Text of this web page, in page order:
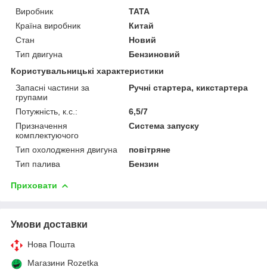
Виробник
TATA
Країна виробник
Китай
Стан
Новий
Тип двигуна
Бензиновий
Користувальницькі характеристики
Запасні частини за
групами
Ручні стартера, кикстартера
Потужність, к.с.:
6,5/7
Призначення
комплектуючого
Система запуску
Тип охолодження двигуна
повітряне
Тип палива
Бензин
Приховати
Умови доставки
Нова Пошта
Магазини Rozetka